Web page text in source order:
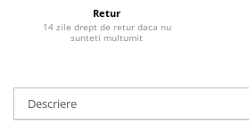
Ciocane Miniatura
Curatare Bijuterii
Dispozitive Bratari
Retur
14 zile drept de retur daca nu
sunteti multumit
Descriere